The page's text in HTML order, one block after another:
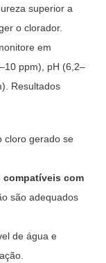
superior a
o clorador.
em
ppm), pH (6,2–
Resultados
cloro gerado se
compatíveis com
são adequados
de água e